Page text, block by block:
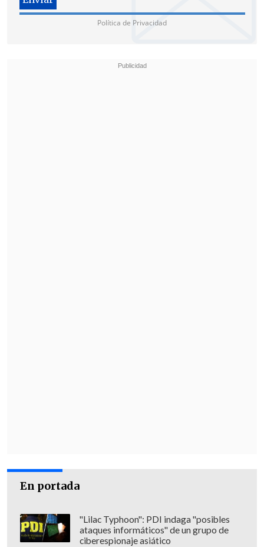
Política de Privacidad
En portada
"Lilac Typhoon": PDI indaga "posibles
ataques informáticos" de un grupo de
ciberespionaje asiático